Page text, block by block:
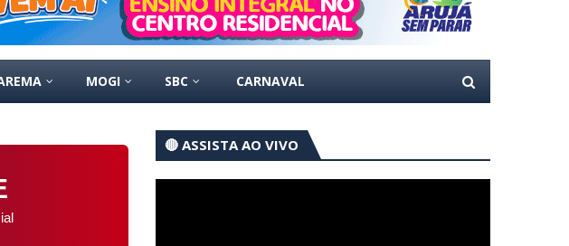
MOGI SBC CARNAVAL
🔴 ASSISTA AO VIVO